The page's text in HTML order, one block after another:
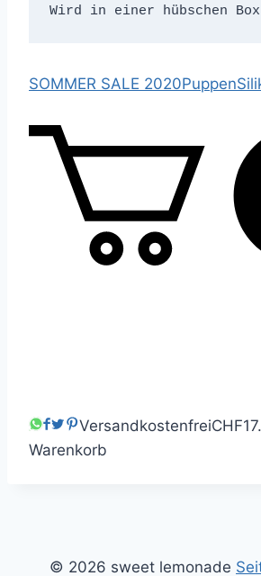
SOMMER SALE 2020Puppen
Versandkostenfrei
Warenkorb
© 2026 sweet lemonade